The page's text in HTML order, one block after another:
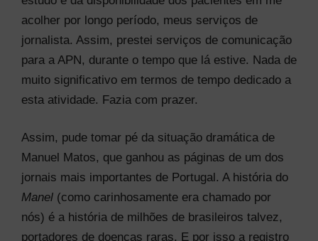
acolher por longo período, meus serviços de
jornalista. Assim, prestei serviços de comunicação
para a APN, durante o tempo que lá estive. Nada de
muito significativo em termos de tempo dedicado a
esta atividade. Fazia com prazer.
Assim, pude tomar pé da situação dramática de
Manuel Matos, que ganhou as páginas de um dos
jornais mais importantes de Portugal. A história do
Manel (como carinhosamente era chamado por
nós) é a história de milhões de brasileiros talvez,
portadores de doenças raras. E por isso a registro